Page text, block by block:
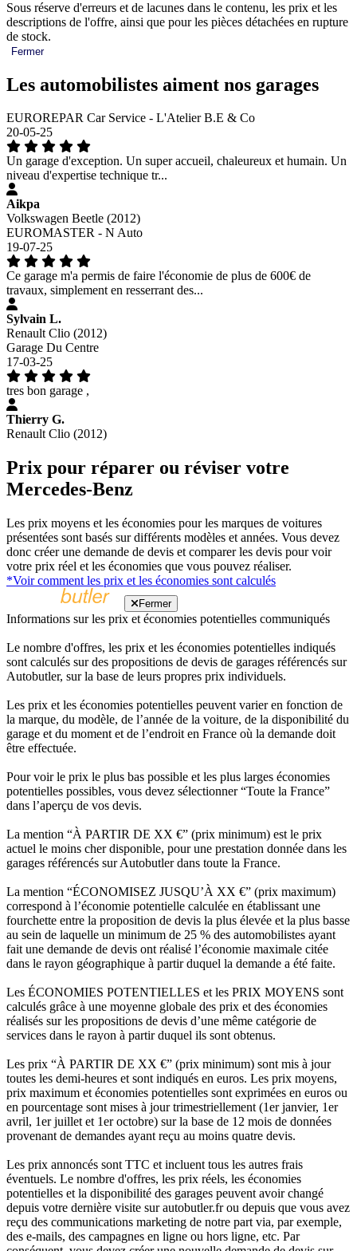
Sous réserve d'erreurs et de lacunes dans le contenu, les prix et les
descriptions de l'offre, ainsi que pour les pièces détachées en rupture
de stock.
Fermer
Les automobilistes aiment nos garages
EUROREPAR Car Service - L'Atelier B.E & Co
20-05-25
Un garage d'exception. Un super accueil, chaleureux et humain. Un
niveau d'expertise technique tr...
Aikpa
Volkswagen Beetle (2012)
EUROMASTER - N Auto
19-07-25
Ce garage m'a permis de faire l'économie de plus de 600€ de
travaux, simplement en resserrant des...
Sylvain L.
Renault Clio (2012)
Garage Du Centre
17-03-25
tres bon garage ,
Thierry G.
Renault Clio (2012)
Prix pour réparer ou réviser votre
Mercedes-Benz
Les prix moyens et les économies pour les marques de voitures
présentées sont basés sur différents modèles et années. Vous devez
donc créer une demande de devis et comparer les devis pour voir
votre prix réel et les économies que vous pouvez réaliser.
*Voir comment les prix et les économies sont calculés
Fermer
Informations sur les prix et économies potentielles communiqués
Le nombre d'offres, les prix et les économies potentielles indiqués
sont calculés sur des propositions de devis de garages référencés sur
Autobutler, sur la base de leurs propres prix individuels.
Les prix et les économies potentielles peuvent varier en fonction de
la marque, du modèle, de l’année de la voiture, de la disponibilité du
garage et du moment et de l’endroit en France où la demande doit
être effectuée.
Pour voir le prix le plus bas possible et les plus larges économies
potentielles possibles, vous devez sélectionner “Toute la France”
dans l’aperçu de vos devis.
La mention “À PARTIR DE XX €” (prix minimum) est le prix
actuel le moins cher disponible, pour une prestation donnée dans les
garages référencés sur Autobutler dans toute la France.
La mention “ÉCONOMISEZ JUSQU’À XX €” (prix maximum)
correspond à l’économie potentielle calculée en établissant une
fourchette entre la proposition de devis la plus élevée et la plus basse
au sein de laquelle un minimum de 25 % des automobilistes ayant
fait une demande de devis ont réalisé l’économie maximale citée
dans le rayon géographique à partir duquel la demande a été faite.
Les ÉCONOMIES POTENTIELLES et les PRIX MOYENS sont
calculés grâce à une moyenne globale des prix et des économies
réalisés sur les propositions de devis d’une même catégorie de
services dans le rayon à partir duquel ils sont obtenus.
Les prix “À PARTIR DE XX €” (prix minimum) sont mis à jour
toutes les demi-heures et sont indiqués en euros. Les prix moyens,
prix maximum et économies potentielles sont exprimées en euros ou
en pourcentage sont mises à jour trimestriellement (1er janvier, 1er
avril, 1er juillet et 1er octobre) sur la base de 12 mois de données
provenant de demandes ayant reçu au moins quatre devis.
Les prix annoncés sont TTC et incluent tous les autres frais
éventuels. Le nombre d'offres, les prix réels, les économies
potentielles et la disponibilité des garages peuvent avoir changé
depuis votre dernière visite sur autobutler.fr ou depuis que vous avez
reçu des communications marketing de notre part via, par exemple,
des e-mails, des campagnes en ligne ou hors ligne, etc. Par